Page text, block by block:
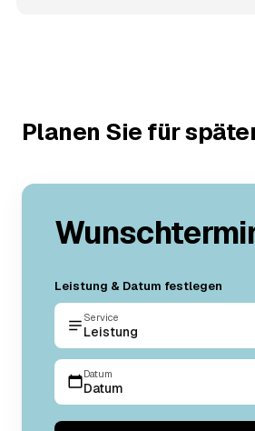
Planen Sie für
Leistung & Datum festlegen
Service
Leistung
Datum
Datum